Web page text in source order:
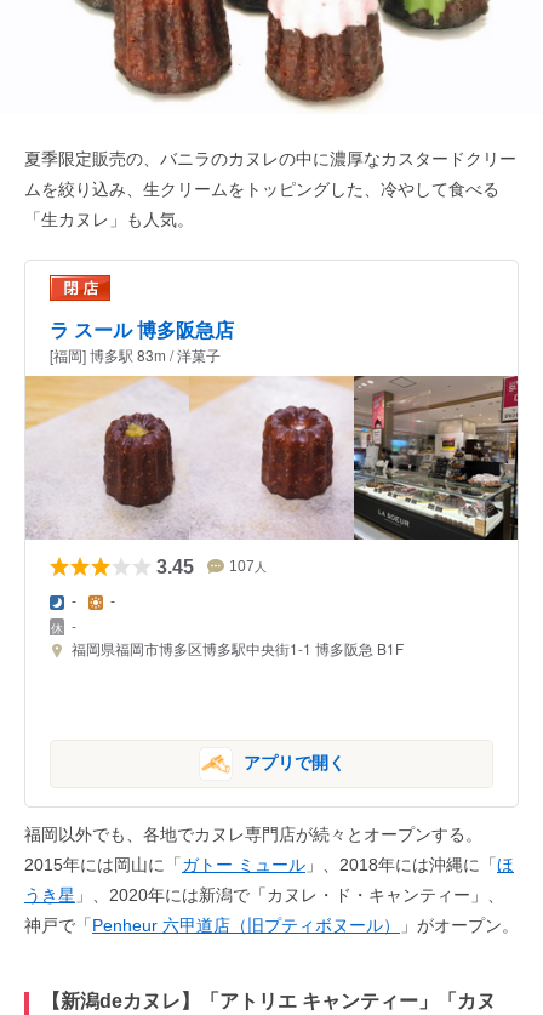
夏季限定販売の、バニラのカヌレの中に濃厚なカスタードクリー
ムを絞り込み、生クリームをトッピングした、冷やして食べる
「生カヌレ」も人気。
ラ スール 博多阪急店
[福岡] 博多駅 83m / 洋菓子
3.45 107 人
- -
-
福岡県福岡市博多区博多駅中央街1-1 博多阪急 B1F
アプリで開く
福岡以外でも、各地でカヌレ専門店が続々とオープンする。
2015年には岡山に「ガトー ミュール 」、2018年には沖縄に「ほ
うき星 」、2020年には新潟で「カヌレ・ド・キャンティー」、
神戸で「Penheur 六甲道店（旧プティボヌール） 」がオープン。
【新潟deカヌレ】「アトリエ キャンティー」「カヌ